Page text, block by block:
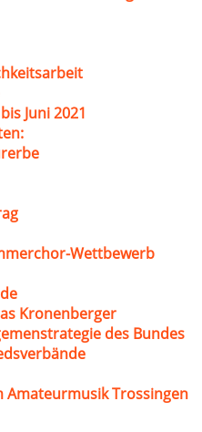
Juni 2021
Wettbewerb
Kronenberger
des Bundes
Amateurmusik Trossingen